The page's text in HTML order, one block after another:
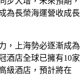
為長榮海運營收成長
，上海勢必逐漸成為
酒店全球已擁有10家
級酒店，預計將在